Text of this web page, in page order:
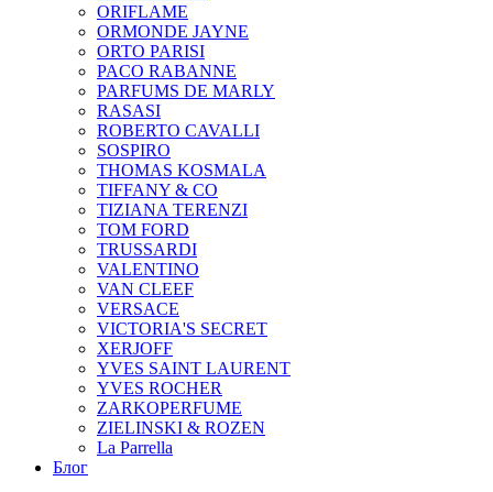
ORIFLAME
ORMONDE JAYNE
ORTO PARISI
PACO RABANNE
PARFUMS DE MARLY
RASASI
ROBERTO CAVALLI
SOSPIRO
THOMAS KOSMALA
TIFFANY & CO
TIZIANA TERENZI
TOM FORD
TRUSSARDI
VALENTINO
VAN CLEEF
VERSACE
VICTORIA'S SECRET
XERJOFF
YVES SAINT LAURENT
YVES ROCHER
ZARKOPERFUME
ZIELINSKI & ROZEN
La Parrella
Блог